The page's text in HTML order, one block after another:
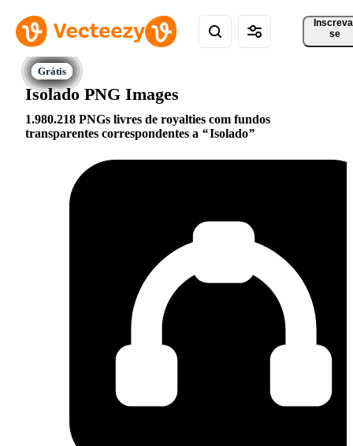
se
Isolado PNG Images
1.980.218 PNGs livres de royalties com fundos
transparentes correspondentes a
Isolado